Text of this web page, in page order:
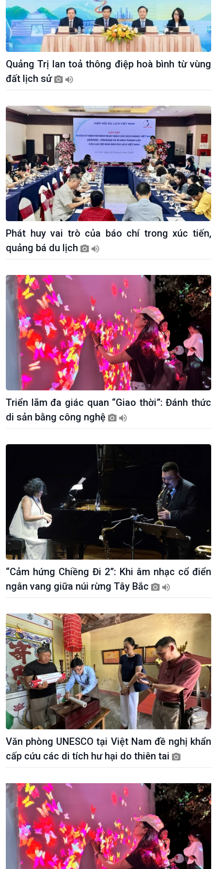
Kinh tế
Tin Kinh tế
Trước giờ mở cửa
Dòng chảy Kinh tế
Sức sống hàng Việt
Tuyên chiến với gian lận
Nông nghiệp & Biển đảo
Tin Nông nghiệp & Biển
đảo
Biển đảo Việt Nam
đảo
Tìm hiểu biển, đảo Việt
Nam
Quảng Trị lan toả thông điệp hoà bình từ vùng
đất lịch sử
Phát huy vai trò của báo chí trong xúc tiến,
quảng bá du lịch
Triển lãm đa giác quan “Giao thời”: Đánh thức
di sản bằng công nghệ
“Cảm hứng Chiềng Đi 2”: Khi âm nhạc cổ điển
ngân vang giữa núi rừng Tây Bắc
Văn phòng UNESCO tại Việt Nam đề nghị khẩn
cấp cứu các di tích hư hại do thiên tai